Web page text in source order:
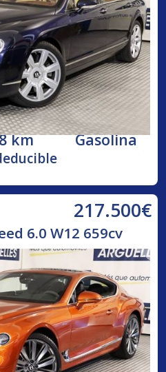
km Gasolina
217.500€
6.0 W12 659cv